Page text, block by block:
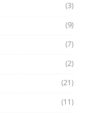
(3)
(9)
(7)
(2)
(21)
(11)